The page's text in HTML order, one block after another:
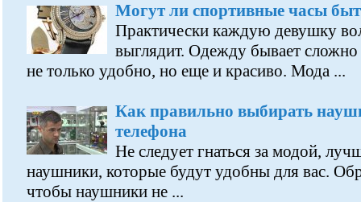
Могут ли спортивные часы
Практически каждую девушку
выглядит. Одежду бывает
не только удобно, но еще и красиво. Мода ...
Как правильно выбирать
телефона
Не следует гнаться за модой,
наушники, которые будут удобны для вас.
чтобы наушники не ...